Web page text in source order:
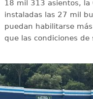
18 mil 313 asientos, la
instaladas las 27 mil
puedan habilitarse
que las condiciones